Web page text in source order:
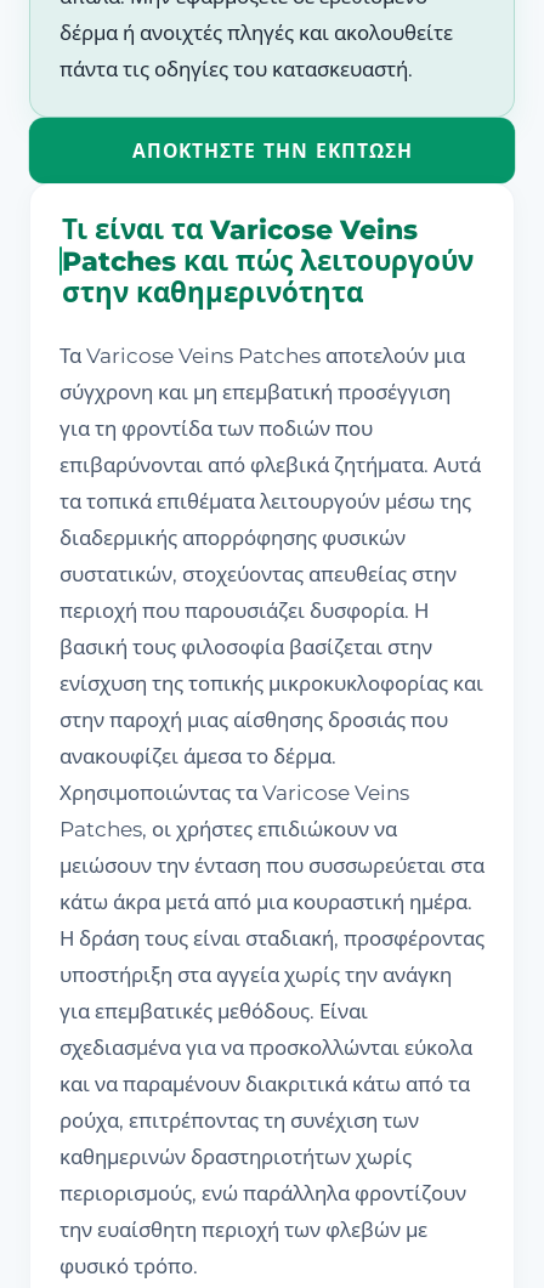
δέρμα ή ανοιχτές πληγές και ακολουθείτε
πάντα τις οδηγίες του κατασκευαστή.
ΑΠΟΚΤΉΣΤΕ ΤΗΝ ΈΚΠΤΩΣΗ
Τι είναι τα Varicose Veins
Patches και πώς λειτουργούν
στην καθημερινότητα
Τα Varicose Veins Patches αποτελούν μια
σύγχρονη και μη επεμβατική προσέγγιση
για τη φροντίδα των ποδιών που
επιβαρύνονται από φλεβικά ζητήματα. Αυτά
τα τοπικά επιθέματα λειτουργούν μέσω της
διαδερμικής απορρόφησης φυσικών
συστατικών, στοχεύοντας απευθείας στην
περιοχή που παρουσιάζει δυσφορία. Η
βασική τους φιλοσοφία βασίζεται στην
ενίσχυση της τοπικής μικροκυκλοφορίας και
στην παροχή μιας αίσθησης δροσιάς που
ανακουφίζει άμεσα το δέρμα.
Χρησιμοποιώντας τα Varicose Veins
Patches, οι χρήστες επιδιώκουν να
μειώσουν την ένταση που συσσωρεύεται στα
κάτω άκρα μετά από μια κουραστική ημέρα.
Η δράση τους είναι σταδιακή, προσφέροντας
υποστήριξη στα αγγεία χωρίς την ανάγκη
για επεμβατικές μεθόδους. Είναι
σχεδιασμένα για να προσκολλώνται εύκολα
και να παραμένουν διακριτικά κάτω από τα
ρούχα, επιτρέποντας τη συνέχιση των
καθημερινών δραστηριοτήτων χωρίς
περιορισμούς, ενώ παράλληλα φροντίζουν
την ευαίσθητη περιοχή των φλεβών με
φυσικό τρόπο.